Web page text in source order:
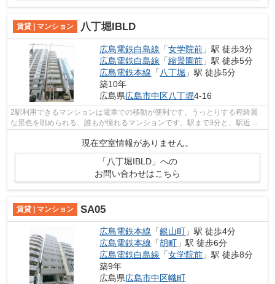
賃貸 | マンション 八丁堀IBLD
広島電鉄白島線 「女学院前 」駅 徒歩3分
広島電鉄白島線 「縮景園前 」駅 徒歩5分
広島電鉄本線 「 八丁堀 」駅 徒歩5分
築10年
広島県広島市中区八丁堀4-16
2駅利用できるマンションは電車での移動が便利です。うっとりする程綺麗
な景色を眺められる、誰もが憧れるマンションです。駅まで3分と、駅近で
現在空室情報がありません。
「八丁堀IBLD」への
お問い合わせはこちら
賃貸 | マンション SA05
広島電鉄本線 「銀山町 」駅 徒歩4分
広島電鉄本線 「胡町 」駅 徒歩6分
広島電鉄白島線 「女学院前 」駅 徒歩8分
築9年
広島県広島市中区幟町